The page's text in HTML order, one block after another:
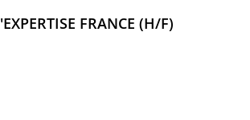
FRANCE (H/F)